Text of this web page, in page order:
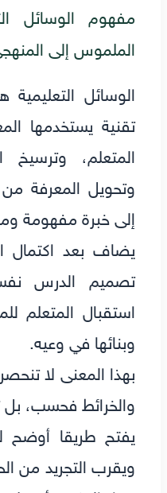
مفهوم الوسائل
الملموس إلى
الوسائل
تقنية يستخدمها
المتعلم، وترسيخ
وتحويل المعرفة
إلى خبرة مفهومة
يضاف بعد
تصميم الدرس
استقبال المتعلم
وبنائها في وعيه.
بهذا المعنى لا
والخرائط فحسب،
يفتح طريقا أوضح
ويقرب التجريد من